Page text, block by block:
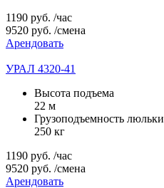
1190 руб. /час
9520 руб. /смена
Арендовать
УРАЛ 4320-41
Высота подъема
22 м
Грузоподъемность люльки
250 кг
1190 руб. /час
9520 руб. /смена
Арендовать